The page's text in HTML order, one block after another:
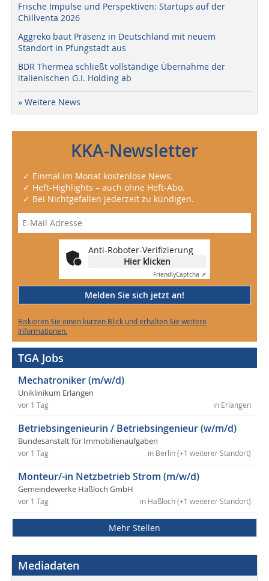
Frische Impulse und Perspektiven: Startups auf der
Chillventa 2026
Aggreko baut Präsenz in Deutschland mit neuem
Standort in Pfungstadt aus
BDR Thermea schließt vollständige Übernahme der
italienischen G.I. Holding ab
» Weitere News
KKA-Newsletter
✓ Einmal im Monat kostenlose News.
✓ Heft-Highlights – auch ohne Heft-Abo.
✓ Bei Nichtgefallen jederzeit zu kündigen.
Anti-Roboter-Verifizierung
Hier klicken
FriendlyCaptcha ⇗
Melden Sie sich jetzt an!
Riskieren Sie einen kurzen Blick und erhalten Sie weitere
Informationen.
TGA Jobs
Mechatroniker (m/w/d)
Uniklinikum Erlangen
in Erlangen
vor 1 Tag
Betriebsingenieurin / Betriebsingenieur (w/m/d)
Bundesanstalt für Immobilienaufgaben
in Berlin (+1 weiterer Standort)
vor 1 Tag
Monteur/-in Netzbetrieb Strom (m/w/d)
Gemeindewerke Haßloch GmbH
in Haßloch (+1 weiterer Standort)
vor 1 Tag
Mehr Stellen
Mediadaten